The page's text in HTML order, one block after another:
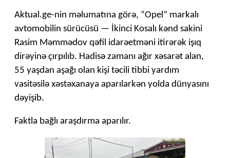
Aktual.ge-nin məlumatına görə, “Opel” markalı
avtomobilin sürücüsü — İkinci Kosalı kənd sakini
Rasim Məmmədov qəfil idarəetməni itirərək işıq
dirəyinə çırpılıb. Hadisə zamanı ağır xəsarət alan,
55 yaşdan aşağı olan kişi təcili tibbi yardım
vasitəsilə xəstəxanaya aparılarkən yolda dünyasını
dəyişib.
Faktla bağlı araşdırma aparılır.